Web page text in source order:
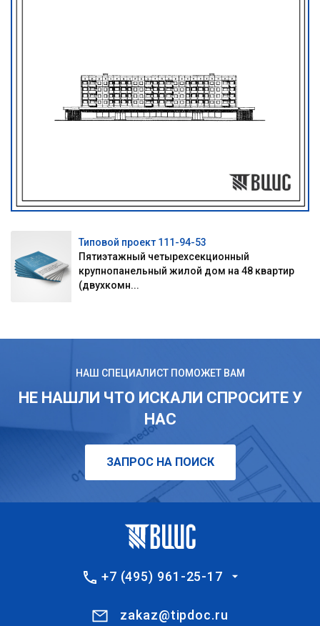
Типовой проект 111-94-53
Пятиэтажный четырехсекционный
крупнопанельный жилой дом на 48 квартир
(двухкомн...
НАШ СПЕЦИАЛИСТ ПОМОЖЕТ ВАМ
НЕ НАШЛИ ЧТО ИСКАЛИ СПРОСИТЕ У
НАС
ЗАПРОС НА ПОИСК
+7 (495) 961-25-17
zakaz@tipdoc.ru